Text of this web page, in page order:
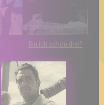
Bin ich schon drin?